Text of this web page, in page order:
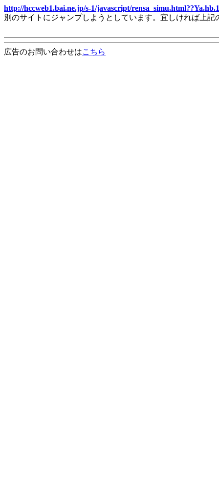
http://hccweb1.bai.ne.jp/s-1/javascript/
別のサイトにジャンプしようとしています。宜しければ上
広告のお問い合わせはこちら